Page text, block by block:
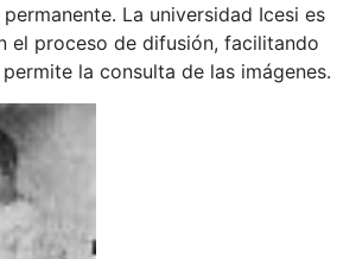
La universidad Icesi es
el proceso de difusión, facilitando
la consulta de las imágenes.